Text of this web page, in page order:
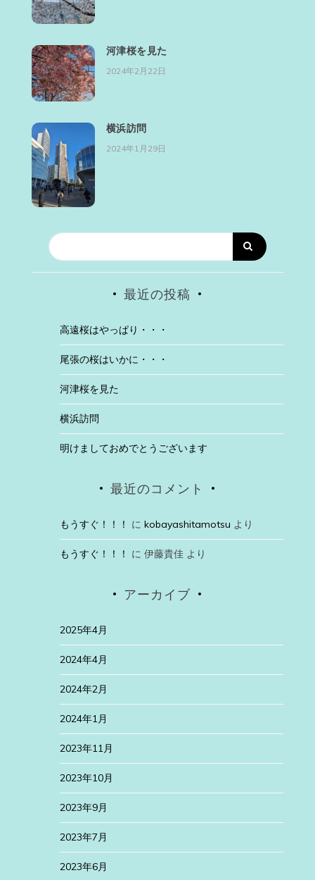
河津桜を見た
2024年2月22日
横浜訪問
2024年1月29日
最近の投稿
高遠桜はやっぱり・・・
尾張の桜はいかに・・・
河津桜を見た
横浜訪問
明けましておめでとうございます
最近のコメント
もうすぐ！！！ に kobayashitamotsu より
もうすぐ！！！ に 伊藤貴佳より
アーカイブ
2025年4月
2024年4月
2024年2月
2024年1月
2023年11月
2023年10月
2023年9月
2023年7月
2023年6月